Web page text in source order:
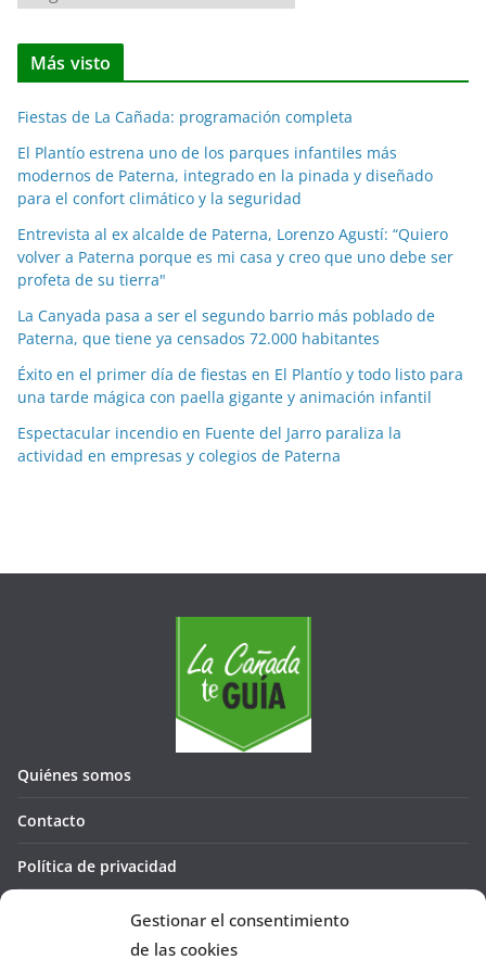
Gestionar el consentimiento
de las cookies
o
t
i
a
s
p
o
r
m
e
s
e
s
Más visto
Fiestas de La Cañada: programación completa
El Plantío estrena uno de los parques infantiles más
modernos de Paterna, integrado en la pinada y diseñado
para el confort climático y la seguridad
Entrevista al ex alcalde de Paterna, Lorenzo Agustí: “Quiero
volver a Paterna porque es mi casa y creo que uno debe ser
profeta de su tierra"
La Canyada pasa a ser el segundo barrio más poblado de
Paterna, que tiene ya censados 72.000 habitantes
Éxito en el primer día de fiestas en El Plantío y todo listo para
una tarde mágica con paella gigante y animación infantil
Espectacular incendio en Fuente del Jarro paraliza la
actividad en empresas y colegios de Paterna
Quiénes somos
Contacto
Política de privacidad
Política de cookies (UE)